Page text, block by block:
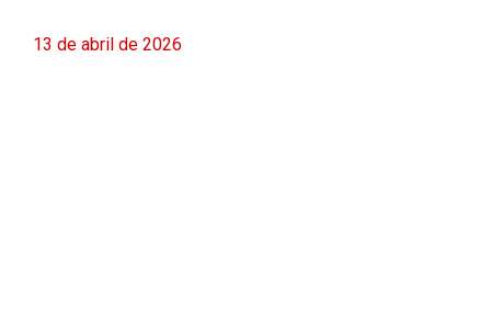
13 de abril de 2026